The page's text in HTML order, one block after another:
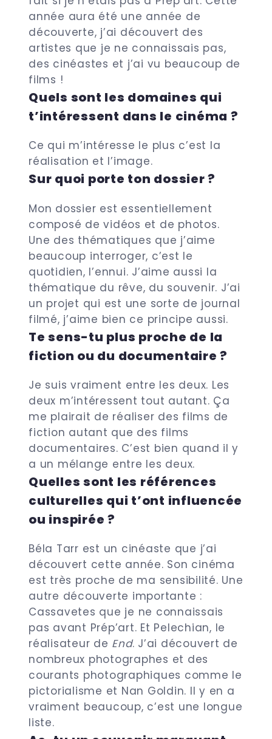
année aura été une année de
découverte, j’ai découvert des
artistes que je ne connaissais pas,
des cinéastes et j’ai vu beaucoup de
films !
Quels sont les domaines qui
t’intéressent dans le cinéma ?
Ce qui m’intéresse le plus c’est la
réalisation et l’image.
Sur quoi porte ton dossier ?
Mon dossier est essentiellement
composé de vidéos et de photos.
Une des thématiques que j’aime
beaucoup interroger, c’est le
quotidien, l’ennui. J’aime aussi la
thématique du rêve, du souvenir. J’ai
un projet qui est une sorte de journal
filmé, j’aime bien ce principe aussi.
Te sens-tu plus proche de la
fiction ou du documentaire ?
Je suis vraiment entre les deux. Les
deux m’intéressent tout autant. Ça
me plairait de réaliser des films de
fiction autant que des films
documentaires. C’est bien quand il y
a un mélange entre les deux.
Quelles sont les références
culturelles qui t’ont influencée
ou inspirée ?
Béla Tarr est un cinéaste que j’ai
découvert cette année. Son cinéma
est très proche de ma sensibilité. Une
autre découverte importante :
Cassavetes que je ne connaissais
pas avant Prép’art. Et Pelechian, le
réalisateur de End. J’ai découvert de
nombreux photographes et des
courants photographiques comme le
pictorialisme et Nan Goldin. Il y en a
vraiment beaucoup, c’est une longue
liste.